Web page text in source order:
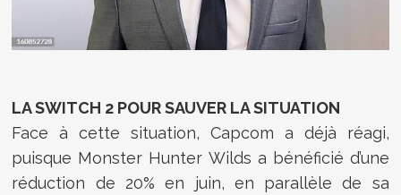
LA SWITCH 2 POUR SAUVER LA SITUATION
Face à cette situation, Capcom a déjà réagi,
puisque Monster Hunter Wilds a bénéficié d’une
réduction de 20% en juin, en parallèle de sa